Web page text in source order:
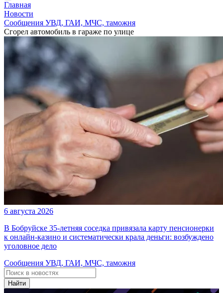
Главная
Новости
Сообщения УВД, ГАИ, МЧС, таможня
Сгорел автомобиль в гараже по улице
6 августа 2026
В Бобруйске 35-летняя соседка привязала карту пенсионерки
к онлайн-казино и систематически крала деньги: возбуждено
уголовное дело
Сообщения УВД, ГАИ, МЧС, таможня
Найти